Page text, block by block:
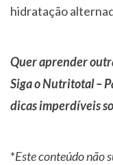
hidratação
Quer aprender
Siga o Nutritotal –
dicas imperdíveis
*Este conteúdo não